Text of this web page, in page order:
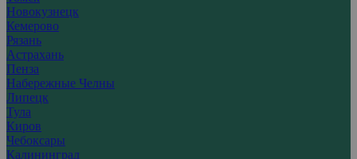
Новокузнецк
Кемерово
Рязань
Астрахань
Пенза
Набережные Челны
Липецк
Тула
Киров
Чебоксары
Калининград